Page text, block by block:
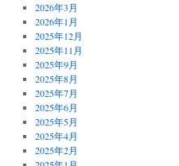
2026年3月
2026年1月
2025年12月
2025年11月
2025年9月
2025年8月
2025年7月
2025年6月
2025年5月
2025年4月
2025年2月